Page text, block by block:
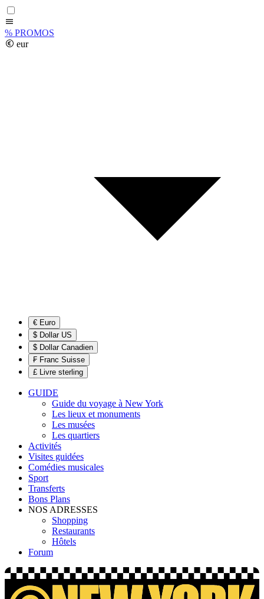
% PROMOS
eur
€ Euro
$ Dollar US
$ Dollar Canadien
₣ Franc Suisse
£ Livre sterling
GUIDE
Guide du voyage à New York
Les lieux et monuments
Les musées
Les quartiers
Activités
Visites guidées
Comédies musicales
Sport
Transferts
Bons Plans
NOS ADRESSES
Shopping
Restaurants
Hôtels
Forum